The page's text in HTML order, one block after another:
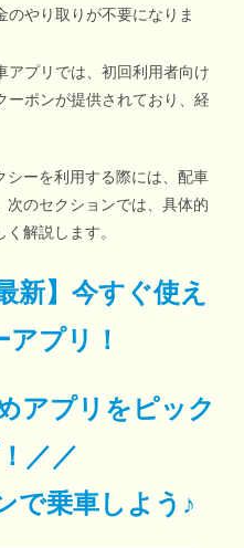
のやり取りが不要になりま
アプリでは、初回利用者向け
ーポンが提供されており、経
シーを利用する際には、配車
次のセクションでは、具体的
解説します。
新】 今すぐ使え
プリ！
アプリをピック
／／
で乗車しよう♪